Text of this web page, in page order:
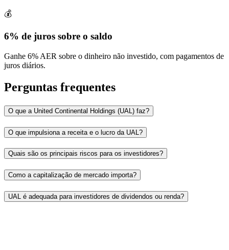
💰
6% de juros sobre o saldo
Ganhe 6% AER sobre o dinheiro não investido, com pagamentos de
juros diários.
Perguntas frequentes
O que a United Continental Holdings (UAL) faz?
O que impulsiona a receita e o lucro da UAL?
Quais são os principais riscos para os investidores?
Como a capitalização de mercado importa?
UAL é adequada para investidores de dividendos ou renda?